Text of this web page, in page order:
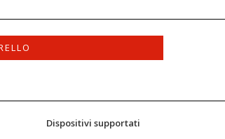
Dispositivi supportati